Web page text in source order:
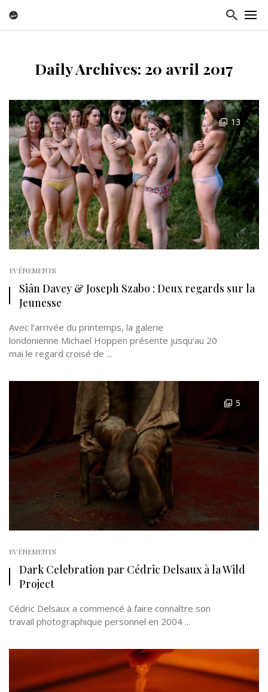
Daily Archives: 20 avril 2017
13
EVÉNEMENTS
Siân Davey & Joseph Szabo : Deux regards sur la
Jeunesse
Avec l’arrivée du printemps, la galerie
londonienne Michael Hoppen présente jusqu’au 20
mai le regard croisé de ...
5
EVÉNEMENTS
Dark Celebration par Cédric Delsaux à la Wild
Project
Cédric Delsaux a commencé à faire connaître son
travail photographique personnel en 2004 ...